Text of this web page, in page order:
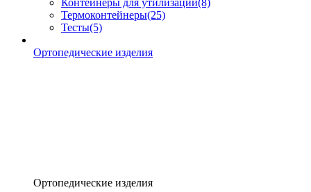
Контейнеры для утилизации(8)
Термоконтейнеры(25)
Тесты(5)
Ортопедические изделия
Ортопедические изделия